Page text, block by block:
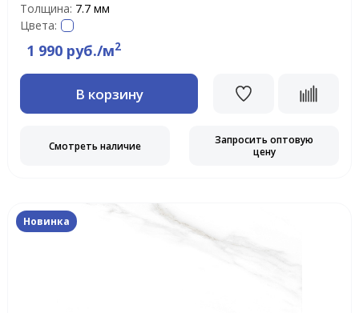
Толщина: 7.7 мм
Цвета:
1 990 руб./м2
В корзину
Смотреть наличие
Запросить оптовую
цену
Новинка